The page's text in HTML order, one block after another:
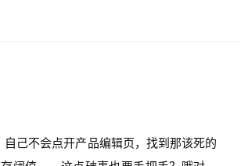
己不会点开产品编辑页，找到那该死的